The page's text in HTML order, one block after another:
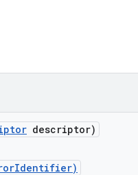
descriptor)